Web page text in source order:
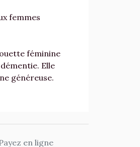
femmes
féminine
Elle
généreuse.
en ligne